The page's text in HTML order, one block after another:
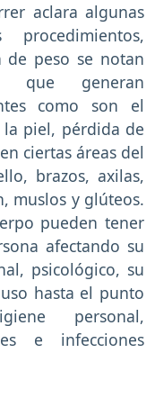
aclara algunas
procedimientos,
de peso se notan
que generan
como son el
la piel, pérdida de
ciertas áreas del
brazos, axilas,
muslos y glúteos.
pueden tener
afectando su
psicológico, su
hasta el punto
personal,
e infecciones